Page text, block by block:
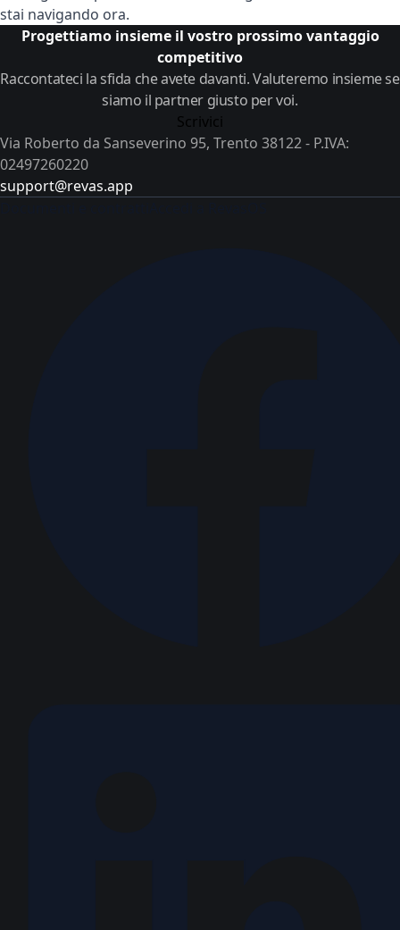
stai navigando ora.
Progettiamo insieme il vostro prossimo vantaggio
competitivo
Raccontateci la sfida che avete davanti. Valuteremo insieme se
siamo il partner giusto per voi.
Scrivici
Via Roberto da Sanseverino 95, Trento 38122 - P.IVA:
02497260220
support@revas.app